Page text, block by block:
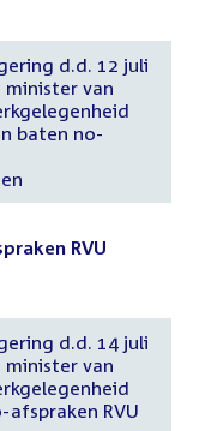
d.d. 12 juli
minister van
baten no-
RVU
d.d. 14 juli
minister van
RVU